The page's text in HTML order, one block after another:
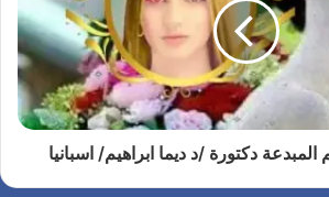
دكتورة /د ديما ابراهيم/ اسبانيا